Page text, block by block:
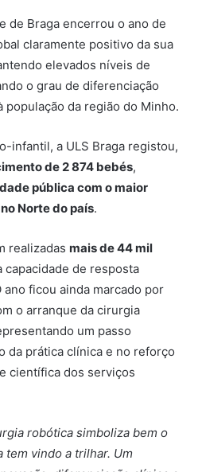
de Braga encerrou o ano de
claramente positivo da sua
elevados níveis de
o grau de diferenciação
da região do Minho.
infantil, a ULS Braga registou,
de 2 874 bebés,
pública com o maior
Norte do país.
realizadas mais de 44 mil
capacidade de resposta
ficou ainda marcado por
o arranque da cirurgia
um passo
da prática clínica e no reforço
científica dos serviços
robótica simboliza bem o
tem vindo a trilhar. Um